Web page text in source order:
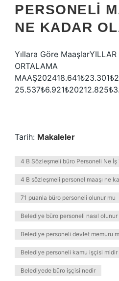
PERSONELI
NE KADAR
Yıllara Göre
ORTALAMA
25.537₺6.921₺20212.825₺3.
Tarih: Makaleler
4 B Sözleşmeli büro Personeli Ne İş
4 B sözleşmeli personel maaşı ne
71 puanla büro personeli olunur mu
Belediye büro personeli nasıl olunur
Belediye personeli devlet memuru
Belediye personeli kamu işçisi midir
Belediyede büro işçisi nedir